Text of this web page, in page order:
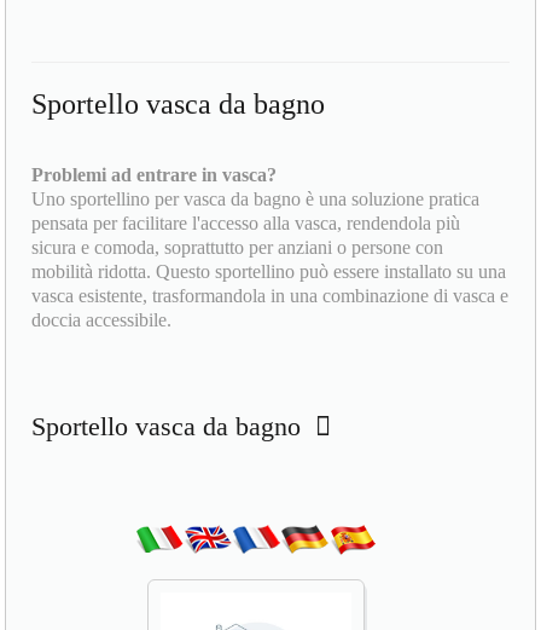
Sportello vasca da bagno
Problemi ad entrare in vasca?
Uno sportellino per vasca da bagno è una soluzione pratica
pensata per facilitare l'accesso alla vasca, rendendola più
sicura e comoda, soprattutto per anziani o persone con
mobilità ridotta. Questo sportellino può essere installato su una
vasca esistente, trasformandola in una combinazione di vasca e
doccia accessibile.
Sportello vasca da bagno